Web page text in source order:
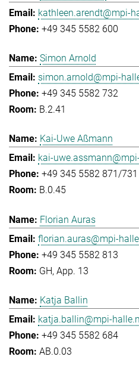
kathleen.arendt@mpi-
+49 345 5582 600
Simon Arnold
simon.arnold@mpi-
+49 345 5582 732
B.2.41
Kai-Uwe Aßmann
kai-
+49 345 5582 871/731
B.0.45
Florian Auras
florian.auras@mpi-
+49 345 5582 813
GH, App. 13
Katja Ballin
katja.ballin@mpi-
+49 345 5582 684
AB.0.03